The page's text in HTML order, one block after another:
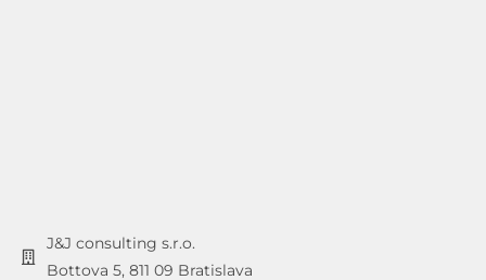
J&J consulting s.r.o.
Bottova 5, 811 09 Bratislava